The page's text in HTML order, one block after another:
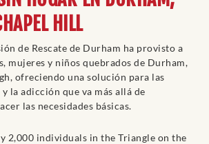
HILL
de Rescate de Durham ha provisto a
mujeres y niños quebrados de Durham,
ofreciendo una solución para las
la adicción que va más allá de
las necesidades básicas.
2,000 individuals in the Triangle on the